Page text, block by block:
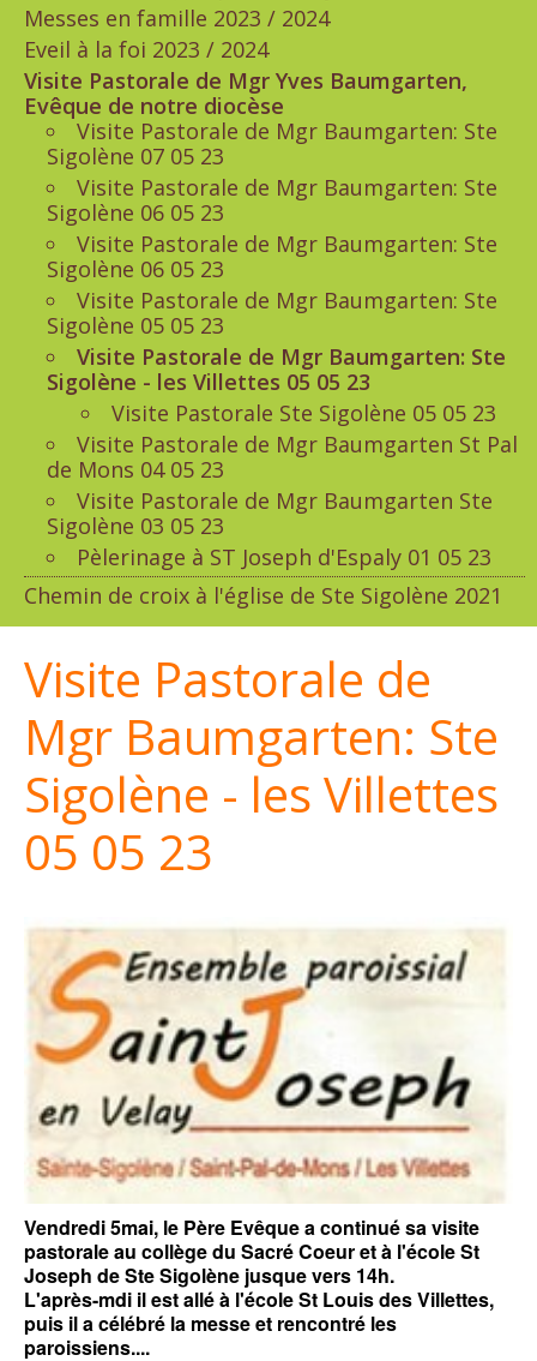
Messes en famille 2023 / 2024
Eveil à la foi 2023 / 2024
Visite Pastorale de Mgr Yves Baumgarten,
Evêque de notre diocèse
Visite Pastorale de Mgr Baumgarten: Ste
Sigolène 07 05 23
Visite Pastorale de Mgr Baumgarten: Ste
Sigolène 06 05 23
Visite Pastorale de Mgr Baumgarten: Ste
Sigolène 06 05 23
Visite Pastorale de Mgr Baumgarten: Ste
Sigolène 05 05 23
Visite Pastorale de Mgr Baumgarten: Ste
Sigolène - les Villettes 05 05 23
Visite Pastorale Ste Sigolène 05 05 23
Visite Pastorale de Mgr Baumgarten St Pal
de Mons 04 05 23
Visite Pastorale de Mgr Baumgarten Ste
Sigolène 03 05 23
Pèlerinage à ST Joseph d'Espaly 01 05 23
Chemin de croix à l'église de Ste Sigolène 2021
Visite Pastorale de
Mgr Baumgarten: Ste
Sigolène - les Villettes
05 05 23
Vendredi 5mai, le Père Evêque a continué sa visite
pastorale au collège du Sacré Coeur et à l'école St
Joseph de Ste Sigolène jusque vers 14h.
L'après-mdi il est allé à l'école St Louis des Villettes,
puis il a célébré la messe et rencontré les
paroissiens....